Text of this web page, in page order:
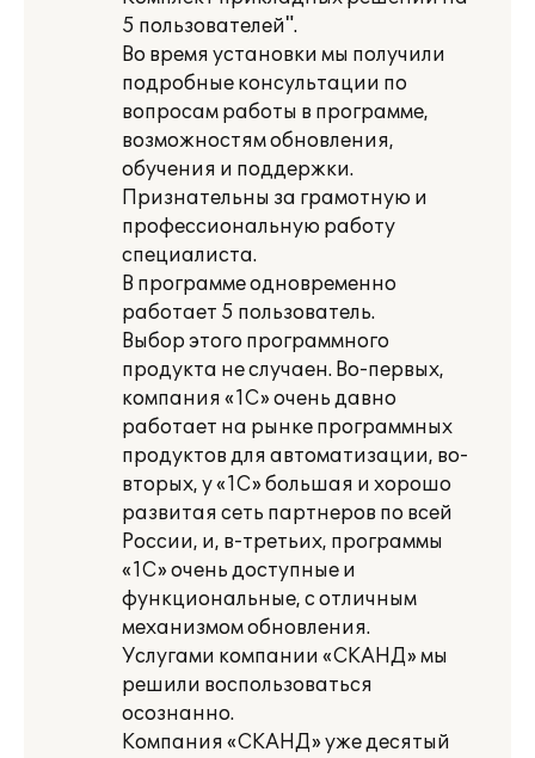
5 пользователей".
Во время установки мы получили
подробные консультации по
вопросам работы в программе,
возможностям обновления,
обучения и поддержки.
Признательны за грамотную и
профессиональную работу
специалиста.
В программе одновременно
работает 5 пользователь.
Выбор этого программного
продукта не случаен. Во-первых,
компания «1С» очень давно
работает на рынке программных
продуктов для автоматизации, во-
вторых, у «1С» большая и хорошо
развитая сеть партнеров по всей
России, и, в-третьих, программы
«1С» очень доступные и
функциональные, с отличным
механизмом обновления.
Услугами компании «СКАНД» мы
решили воспользоваться
осознанно.
Компания «СКАНД» уже десятый